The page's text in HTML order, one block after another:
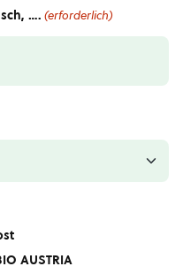
…. (erforderlich)
AUSTRIA